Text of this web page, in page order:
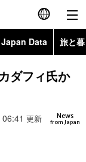
English
简体字
Japan Data 旅と
Topics
ダフィ氏か
News
from Japan
更新